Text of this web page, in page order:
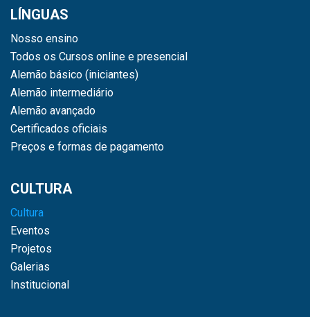
LÍNGUAS
Nosso ensino
Todos os Cursos online e presencial
Alemão básico (iniciantes)
Alemão intermediário
Alemão avançado
Certificados oficiais
Preços e formas de pagamento
CULTURA
Cultura
Eventos
Projetos
Galerias
Institucional